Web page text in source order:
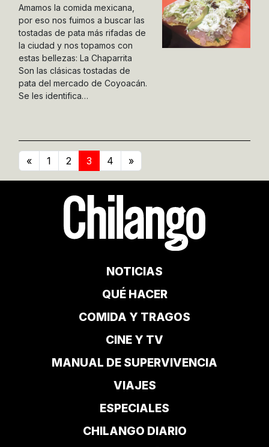
Amamos la comida mexicana,
por eso nos fuimos a buscar las
tostadas de pata más rifadas de
la ciudad y nos topamos con
estas bellezas: La Chaparrita
Son las clásicas tostadas de
pata del mercado de Coyoacán.
Se les identifica…
« 1 2 3 4 »
NOTICIAS
QUÉ HACER
COMIDA Y TRAGOS
CINE Y TV
MANUAL DE SUPERVIVENCIA
VIAJES
ESPECIALES
CHILANGO DIARIO